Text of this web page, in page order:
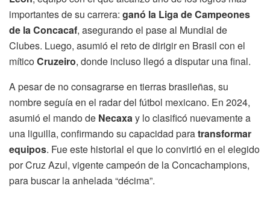
importantes de su carrera: ganó la Liga de Campeones
de la Concacaf, asegurando el pase al Mundial de
Clubes. Luego, asumió el reto de dirigir en Brasil con el
míticoCruzeiro, donde incluso llegó a disputar una final.
A pesar de no consagrarse en tierras brasileñas, su
nombre seguía en el radar del fútbol mexicano. En 2024,
asumió el mando de Necaxay lo clasificó nuevamente a
una liguilla, confirmando su capacidad paratransformar
equipos. Fue este historial el que lo convirtió en el elegido
por Cruz Azul, vigente campeón de la Concachampions,
para buscar la anhelada “décima”.